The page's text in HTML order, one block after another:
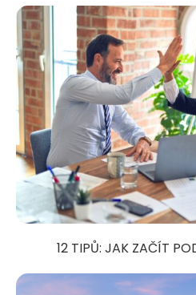
12 TIPŮ: JAK ZAČÍT